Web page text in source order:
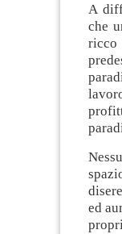
A
che
ricco
ed